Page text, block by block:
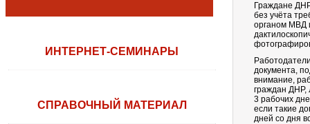
ИНТЕРНЕТ-СЕМИНАРЫ
СПРАВОЧНЫЙ МАТЕРИАЛ
Граждане
без учёта
органом МВД
документа,
внимание,
граждан ДНР,
3 рабочих
если такие
дней со дня